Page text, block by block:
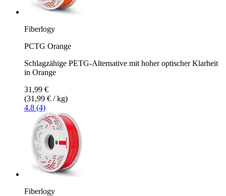
Fiberlogy
PCTG Orange
Schlagzähige PETG-Alternative mit hoher optischer Klarheit
in Orange
31,99 €
(31,99 € / kg)
4.8 (4)
Fiberlogy